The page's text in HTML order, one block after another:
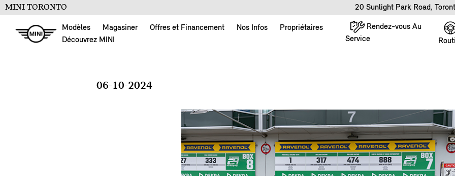
MINI TORONTO 20 Sunlight Park Road,
Modèles Magasiner Offres et Financement Nos Infos
Propriétaires
Découvrez MINI
Rendez-vous Au
Service
06-10-2024